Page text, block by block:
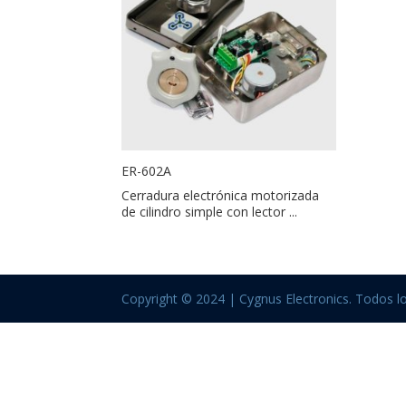
ER-602A
Cerradura electrónica motorizada
de cilindro simple con lector ...
Copyright © 2024 | Cygnus Electronics. Todos